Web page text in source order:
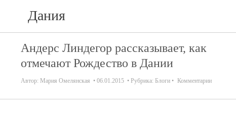
Дания
Андерс Линдегор рассказывает, как
отмечают Рождество в Дании
Автор: Мария Омелянская 06.01.2015 Рубрика: Блоги Комментарии